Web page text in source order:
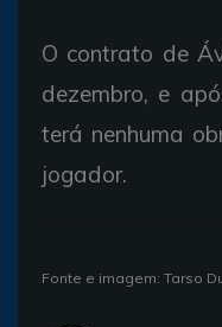
O contrato de
dezembro, e
terá nenhuma
jogador.
Fonte e imagem: Tarso